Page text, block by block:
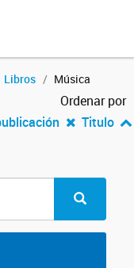
Libros Música
Ordenar por
Titulo